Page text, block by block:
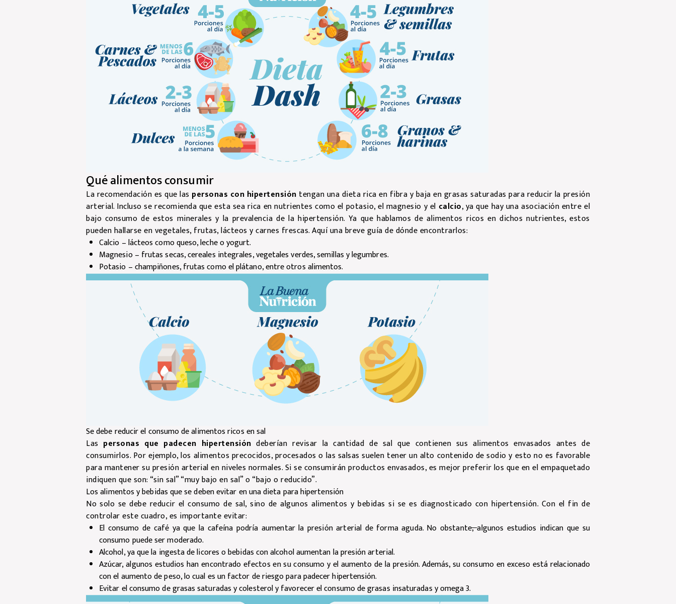
Qué alimentos consumir
La recomendación es que las personas con hipertensión tengan una dieta rica en fibra y baja en grasas saturadas para reducir la presión
arterial. Incluso se recomienda que esta sea rica en nutrientes como el potasio, el magnesio y el calcio, ya que hay una asociación entre el
bajo consumo de estos minerales y la prevalencia de la hipertensión. Ya que hablamos de alimentos ricos en dichos nutrientes, estos
pueden hallarse en vegetales, frutas, lácteos y carnes frescas. Aquí una breve guía de dónde encontrarlos:
Calcio – lácteos como queso, leche o yogurt.
Magnesio – frutas secas, cereales integrales, vegetales verdes, semillas y legumbres.
Potasio – champiñones, frutas como el plátano, entre otros alimentos.
Se debe reducir el consumo de alimentos ricos en sal
Las personas que padecen hipertensión deberían revisar la cantidad de sal que contienen sus alimentos envasados antes de
consumirlos. Por ejemplo, los alimentos precocidos, procesados o las salsas suelen tener un alto contenido de sodio y esto no es favorable
para mantener su presión arterial en niveles normales. Si se consumirán productos envasados, es mejor preferir los que en el empaquetado
indiquen que son: “sin sal” “muy bajo en sal” o “bajo o reducido”.
Los alimentos y bebidas que se deben evitar en una dieta para hipertensión
No solo se debe reducir el consumo de sal, sino de algunos alimentos y bebidas si se es diagnosticado con hipertensión. Con el fin de
controlar este cuadro, es importante evitar:
El consumo de café ya que la cafeína podría aumentar la presión arterial de forma aguda. No obstante,algunos estudios indican que su
consumo puede ser moderado.
Alcohol, ya que la ingesta de licores o bebidas con alcohol aumentan la presión arterial.
Azúcar, algunos estudios han encontrado efectos en su consumo y el aumento de la presión. Además, su consumo en exceso está relacionado
con el aumento de peso, lo cual es un factor de riesgo para padecer hipertensión.
Evitar el consumo de grasas saturadas y colesterol y favorecer el consumo de grasas insaturadas y omega 3.